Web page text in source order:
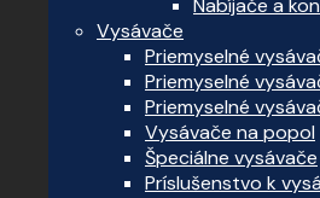
Nabíjače a
Vysávače
Priemyselné
Priemyselné
Priemyselné
Vysávače na popol
Špeciálne vysávače
Príslušenstvo k